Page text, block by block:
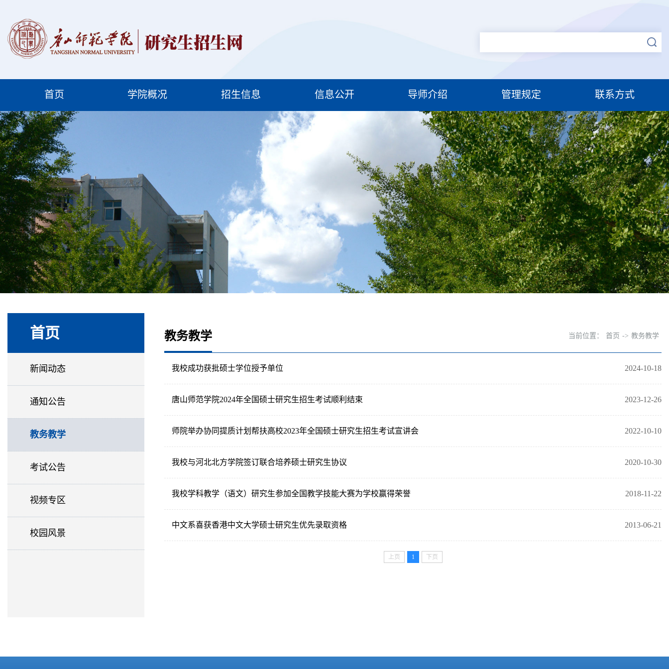
首页 学院概况 招生信息 信息公开 导师介绍 管理规定 联系方式
首页
新闻动态
通知公告
教务教学
考试公告
视频专区
校园风景
教务教学 当前位置： 首页 -> 教务教学
2024-10-18
我校成功获批硕士学位授予单位
2023-12-26
唐山师范学院2024年全国硕士研究生招生考试顺利结束
2022-10-10
师院举办协同提质计划帮扶高校2023年全国硕士研究生招生考试宣讲会
2020-10-30
我校与河北北方学院签订联合培养硕士研究生协议
2018-11-22
我校学科教学（语文）研究生参加全国教学技能大赛为学校赢得荣誉
2013-06-21
中文系喜获香港中文大学硕士研究生优先录取资格
上页 1 下页